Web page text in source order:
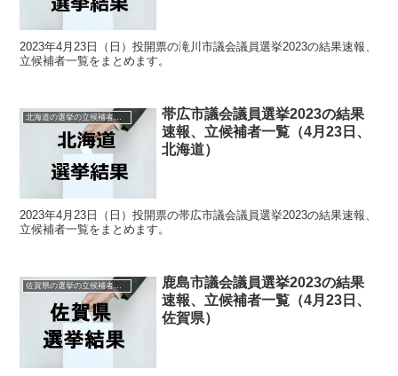
2023年4月23日（日）投開票の滝川市議会議員選挙2023の結果速報、
立候補者一覧をまとめます。
北海道の選挙の立候補者と結果速報一覧
帯広市議会議員選挙2023の結果
速報、立候補者一覧（4月23日、
北海道）
2023年4月23日（日）投開票の帯広市議会議員選挙2023の結果速報、
立候補者一覧をまとめます。
佐賀県の選挙の立候補者と結果速報一覧
鹿島市議会議員選挙2023の結果
速報、立候補者一覧（4月23日、
佐賀県）